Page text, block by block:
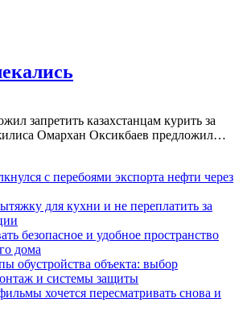
запретить казахстанцам курить за
Омархан Оксикбаев предложил…
с перебоями экспорта нефти через
для кухни и не переплатить за
безопасное и удобное пространство
дома
обустройства объекта: выбор
и системы защиты
хочется пересматривать снова и